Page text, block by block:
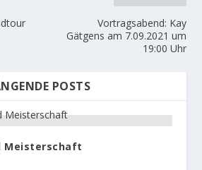
Vortragsabend: Kay
Gätgens am 7.09.2021 um
19:00 Uhr
POSTS
Meisterschaft